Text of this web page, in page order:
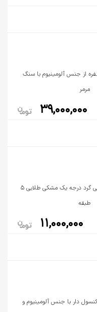
از جنس آلومینیوم با سنگ
مرمر
39,000,000
لوستر سقفی کریستالی گرد درجه یک مشکی طلایی 5
طبقه
11,000,000
دار با جنس آلومینیوم و